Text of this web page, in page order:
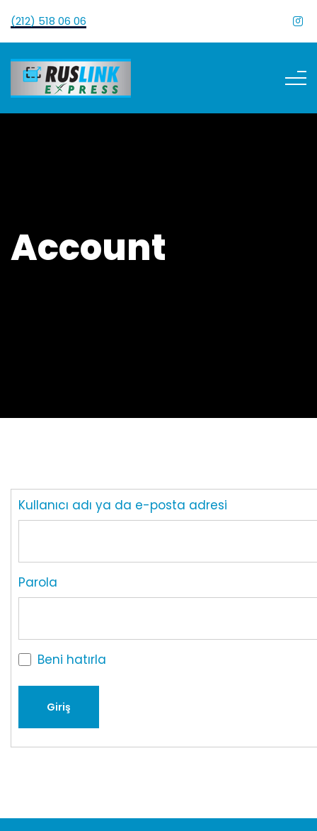
(212) 518 06 06
Account
Kullanıcı adı ya da e-posta adresi
Parola
Beni hatırla